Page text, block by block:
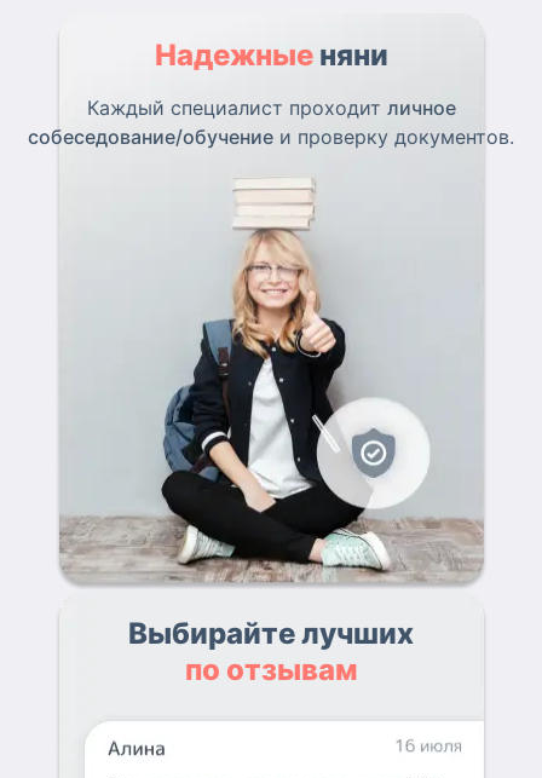
Надежные няни
Каждый специалист проходит личное
собеседование/обучение и проверку документов.
Выбирайте лучших
по отзывам